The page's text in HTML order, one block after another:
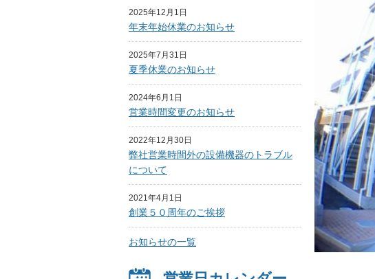
2025年12月1日
年末年始休業のお知らせ
2025年7月31日
夏季休業のお知らせ
2024年6月1日
営業時間変更のお知らせ
2022年12月30日
弊社営業時間外の設備機器のトラブル
について
2021年4月1日
創業５０周年のご挨拶
お知らせの一覧